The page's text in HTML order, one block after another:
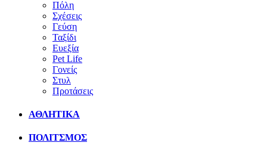
Πόλη
Σχέσεις
Γεύση
Ταξίδι
Ευεξία
Pet Life
Γονείς
Στυλ
Προτάσεις
ΑΘΛΗΤΙΚΑ
ΠΟΛΙΤΣΜΟΣ